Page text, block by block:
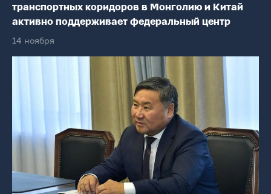
транспортных коридоров в Монголию и Китай
активно поддерживает федеральный центр
14 ноября